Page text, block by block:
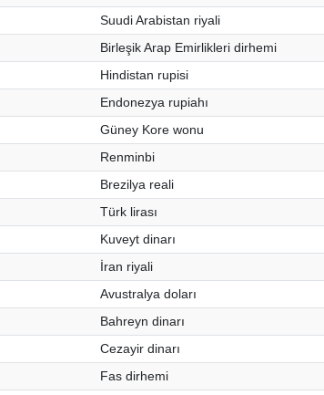
Suudi Arabistan riyali
Birleşik Arap Emirlikleri dirhemi
Hindistan rupisi
Endonezya rupiahı
Güney Kore wonu
Renminbi
Brezilya reali
Türk lirası
Kuveyt dinarı
İran riyali
Avustralya doları
Bahreyn dinarı
Cezayir dinarı
Fas dirhemi